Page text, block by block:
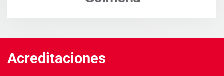
Acreditaciones